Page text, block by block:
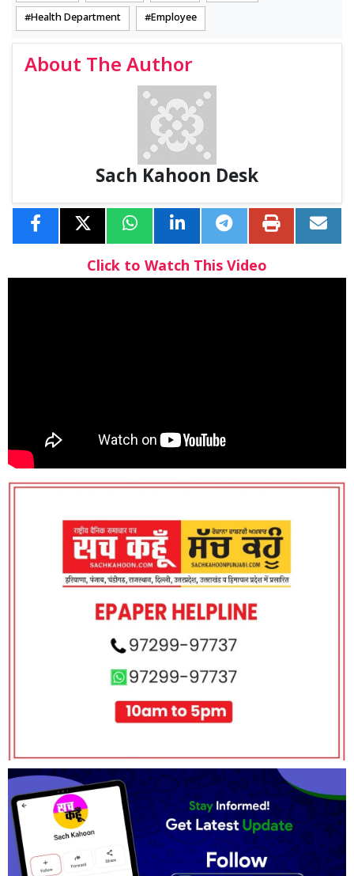
Health Department Employee
About The Author
Sach Kahoon Desk
Click to Watch This Video